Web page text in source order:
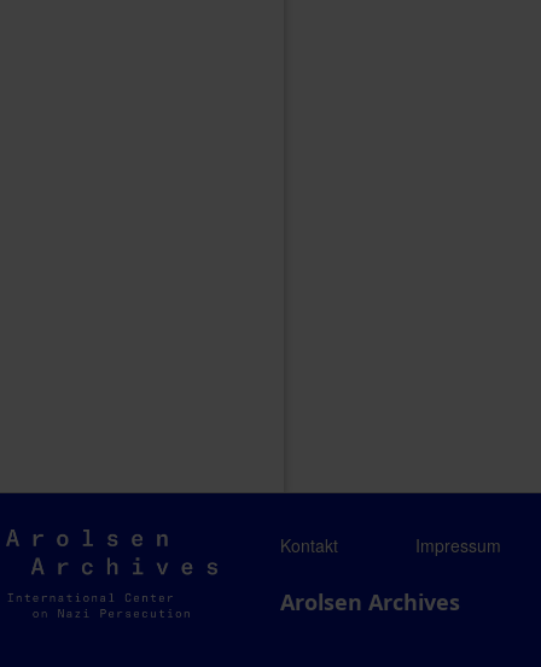
Arolsen
Archives
Kontakt Impressum
Arolsen Archives